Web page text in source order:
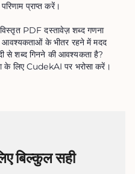
प्राप्त करें।
PDF दस्तावेज़ शब्द गणना
आवश्यकताओं के भीतर रहने में मदद
से शब्द गिनने की आवश्यकता है?
के लिए CudekAI पर भरोसा करें।
बिल्कुल सही